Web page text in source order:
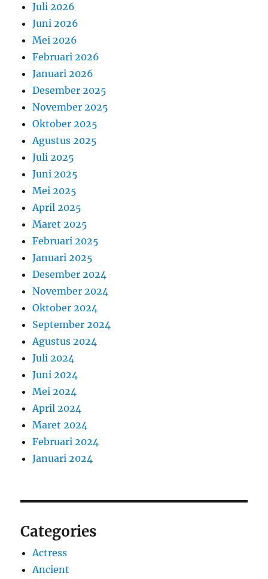
Juli 2026
Juni 2026
Mei 2026
Februari 2026
Januari 2026
Desember 2025
November 2025
Oktober 2025
Agustus 2025
Juli 2025
Juni 2025
Mei 2025
April 2025
Maret 2025
Februari 2025
Januari 2025
Desember 2024
November 2024
Oktober 2024
September 2024
Agustus 2024
Juli 2024
Juni 2024
Mei 2024
April 2024
Maret 2024
Februari 2024
Januari 2024
Categories
Actress
Ancient